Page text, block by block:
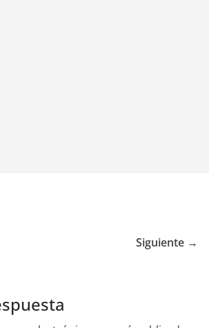
Siguiente →